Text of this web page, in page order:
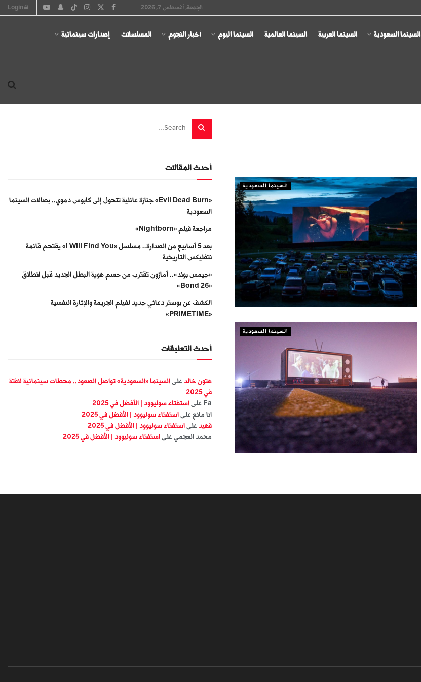
الجمعة, أغسطس 7, 2026
السينما السعودية السينما العربية السينما العالمية السينما اليوم أخبار النجوم المسلسلات إصدارات سينمائية
السينما السعودية
السينما السعودية
أحدث المقالات
«Evil Dead Burn» جنازة عائلية تتحول إلى كابوس دموي.. بصالات السينما
السعودية
مراجعة فيلم «Nightborn»
بعد 5 أسابيع من الصدارة.. مسلسل «I Will Find You» يقتحم قائمة
نتفليكس التاريخية
«جيمس بوند».. أمازون تقترب من حسم هوية البطل الجديد قبل انطلاق
«Bond 26»
الكشف عن بوستر دعائي جديد لفيلم الجريمة والإثارة النفسية
«PRIMETIME»
أحدث التعليقات
هتون خالد على السينما «السعودية» تواصل الصعود.. محطات سينمائية لافتة
في 2025
Fa على استفتاء سوليوود | الأفضل في 2025
انا مانع على استفتاء سوليوود | الأفضل في 2025
فهيد على استفتاء سوليوود | الأفضل في 2025
محمد العجمي على استفتاء سوليوود | الأفضل في 2025